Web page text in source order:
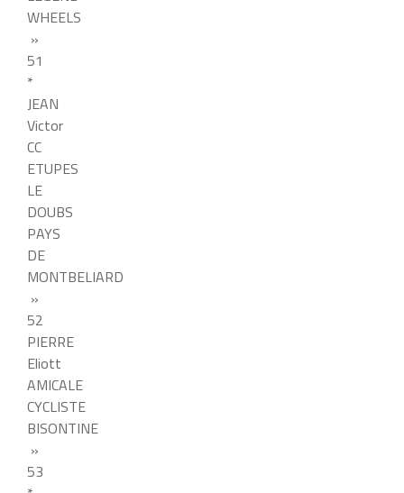
WHEELS
»
51
*
JEAN
Victor
CC
ETUPES
LE
DOUBS
PAYS
DE
MONTBELIARD
»
52
PIERRE
Eliott
AMICALE
CYCLISTE
BISONTINE
»
53